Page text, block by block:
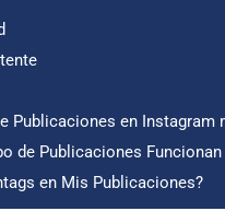
Publicaciones en Instagram
de Publicaciones
en Mis Publicaciones?